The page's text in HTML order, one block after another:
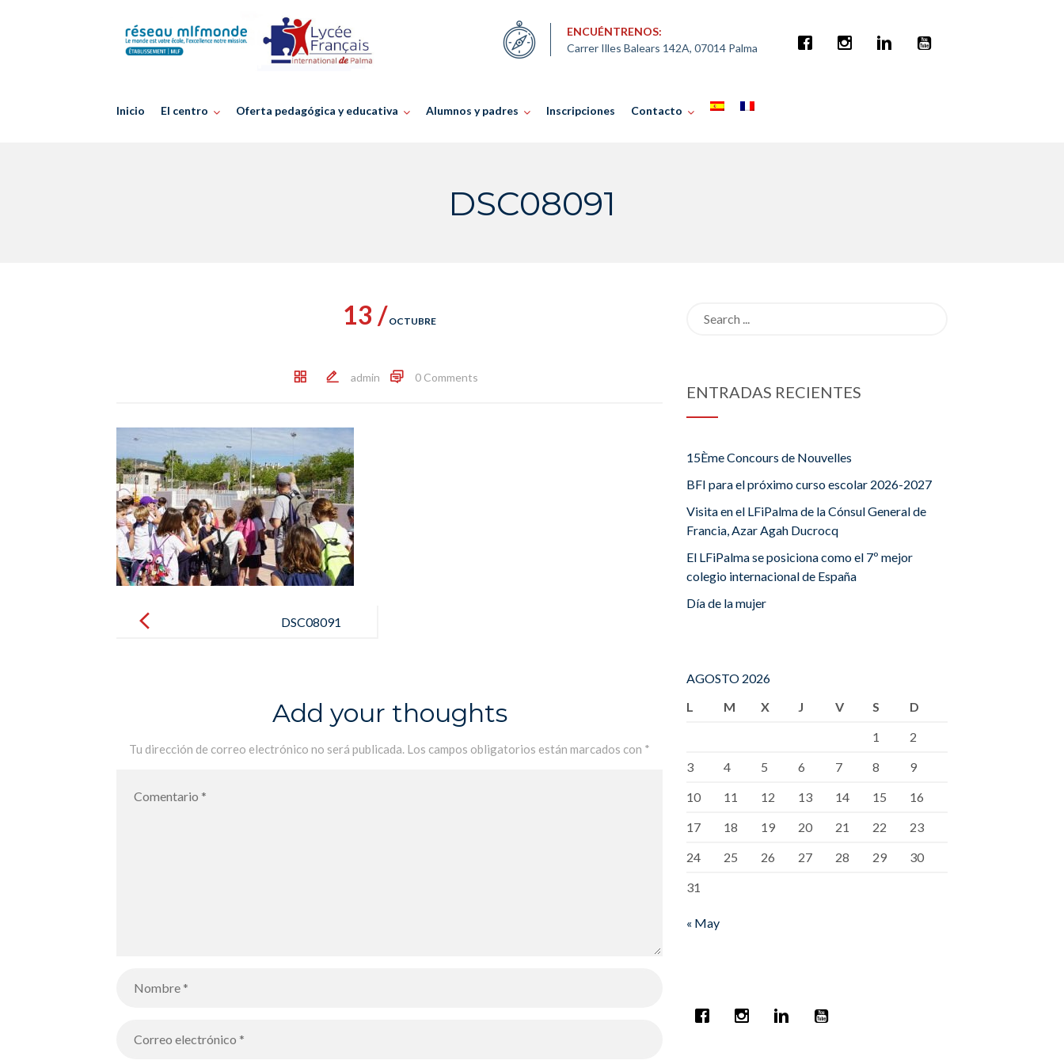
ENCUÉNTRENOS:
Carrer Illes Balears 142A, 07014 Palma
Inicio El centro Oferta pedagógica y educativa Alumnos y padres Inscripciones Contacto
DSC08091
13 / OCTUBRE
admin 0 Comments
navigation
DSC08091
Add your thoughts
Tu dirección de correo electrónico no será publicada. Los campos obligatorios están marcados con *
ENTRADAS RECIENTES
15Ème Concours de Nouvelles
BFI para el próximo curso escolar 2026-2027
Visita en el LFiPalma de la Cónsul General de
Francia, Azar Agah Ducrocq
El LFiPalma se posiciona como el 7º mejor
colegio internacional de España
Día de la mujer
AGOSTO 2026
L
M X J V S
D
1
2
3
4 5 6 7 8
9
10
11 12 13 14 15
16
17
18 19 20 21 22
23
24
25 26 27 28 29
30
31
« May